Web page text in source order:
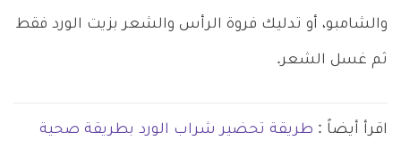
والشامبو، أو تدليك فروة الرأس والشعر بزيت الورد فقط
ثم غسل الشعر.
اقرأ أيضاً : طريقة تحضير شراب الورد بطريقة صحية